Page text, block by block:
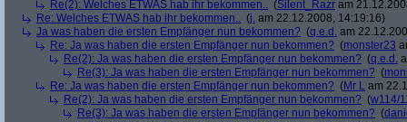
Re(2): Welches ETWAS hab ihr bekommen.. (Silent_Razr am
Re: Welches ETWAS hab ihr bekommen.. (j. am 22.12.2008, 14:19:16)
Ja was haben die ersten Empfänger nun bekommen? (q.e.d. am
Re: Ja was haben die ersten Empfänger nun bekommen? (monster23
Re(2): Ja was haben die ersten Empfänger nun bekommen? (q.e.d.
Re(3): Ja was haben die ersten Empfänger nun bekommen? (
Re: Ja was haben die ersten Empfänger nun bekommen? (Mr L am
Re(2): Ja was haben die ersten Empfänger nun bekommen? (w114/
Re(3): Ja was haben die ersten Empfänger nun bekommen? (